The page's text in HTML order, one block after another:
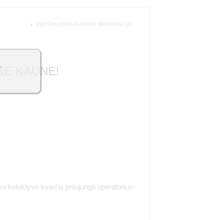
KAUNE!
kolektyvo kviečia prisijungti operatorius-
Visi šios įmonės darbo skelbimai (3)